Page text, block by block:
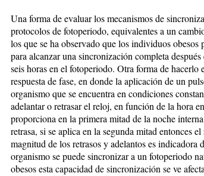
Una forma de evaluar los mecanismos de
protocolos de fotoperiodo, equivalentes a un
los que se ha observado que los individuos obesos
para alcanzar una sincronización completa
seis horas en el fotoperiodo. Otra forma de hacerlo
respuesta de fase, en donde la aplicación de un
organismo que se encuentra en condiciones
adelantar o retrasar el reloj, en función de la hora
proporciona en la primera mitad de la noche
retrasa, si se aplica en la segunda mitad entonces
magnitud de los retrasos y adelantos es indicadora
organismo se puede sincronizar a un fotoperiodo
obesos esta capacidad de sincronización se ve